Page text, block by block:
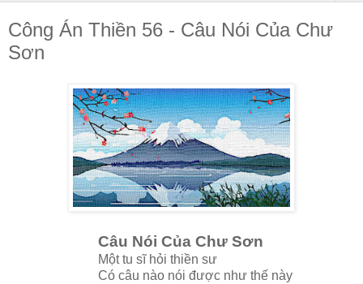
Công Án Thiền 56 - Câu Nói Của Chư
Sơn
Câu Nói Của Chư Sơn
Một tu sĩ hỏi thiền sư
Có câu nào nói được như thế này